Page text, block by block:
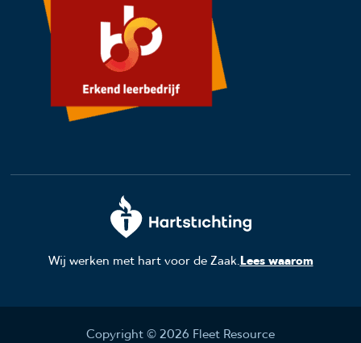
Wij werken met hart voor de Zaak.Lees waarom
Copyright © 2026 Fleet Resource